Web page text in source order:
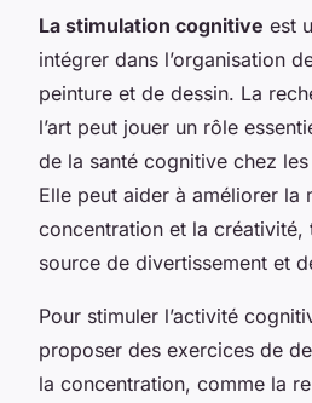
La stimulation cognitive est
intégrer dans l’organisation
peinture et de dessin. La
l’art peut jouer un rôle
de la santé cognitive chez
Elle peut aider à améliorer la
concentration et la créativité,
source de divertissement et
Pour stimuler l’activité
proposer des exercices de
la concentration, comme la